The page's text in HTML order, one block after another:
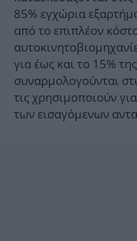
85% εγχώρια
από το επιπλέον
για έως και το 15%
συναρμολογούνται
τις χρησιμοποιούν
των εισαγόμενων